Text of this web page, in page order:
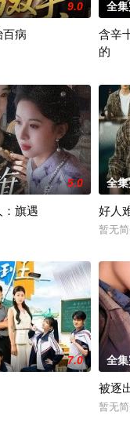
9.0
百病
全
含辛
的
5.0
：旗遇
全
好人
暂无
7.0 全
被逐
暂无